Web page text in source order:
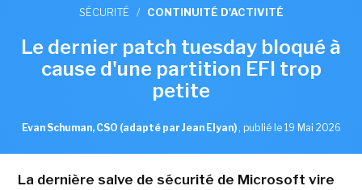
SÉCURITÉ / CONTINUITÉ D'ACTIVITÉ
Le dernier patch tuesday bloqué à
cause d'une partition EFI trop
petite
Evan Schuman, CSO (adapté par Jean Elyan) , publié le 19 Mai 2026
La dernière salve de sécurité de Microsoft vire